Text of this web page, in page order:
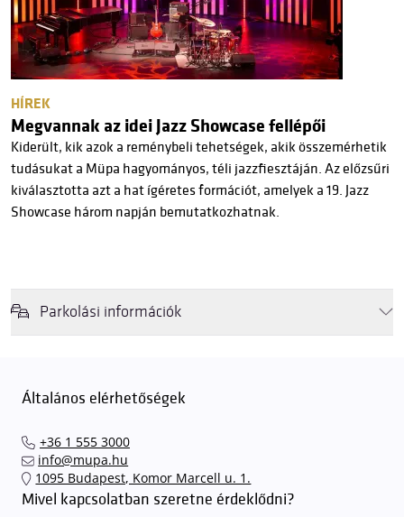
HÍREK
Megvannak az idei Jazz Showcase fellépői
Kiderült, kik azok a reménybeli tehetségek, akik összemérhetik
tudásukat a Müpa hagyományos, téli jazzfiesztáján. Az előzsűri
kiválasztotta azt a hat ígéretes formációt, amelyek a 19. Jazz
Showcase három napján bemutatkozhatnak.
Parkolási információk
érkezéskor megnövekedett várakozási idővel érdemes kalkulálni. Ezt
azt javasoljuk kedves közönségünknek, induljanak
találhassák meg a legideálisabb parkolóhelyet és
érkezhessenek meg előadásainkra
sorompókat rendszámfelismerő automatika nyitja.
ingyenes azon vendégeink számára, akik egy aznapi fizetős
Általános elérhetőségek
+36 1 555 3000
info@mupa.hu
1095 Budapest, Komor Marcell u. 1.
Mivel kapcsolatban szeretne érdeklődni?